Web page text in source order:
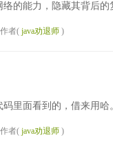
络的能力，隐藏其背后
作者( java劝退师 )
里面看到的，借来用
作者( java劝退师 )